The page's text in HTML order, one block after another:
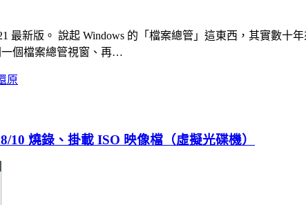
最新版。 說起 Windows 的「檔案總管」這東西，其實數
個檔案總管視窗、再…
原
10 燒錄、掛載 ISO 映像檔（虛擬光碟機）